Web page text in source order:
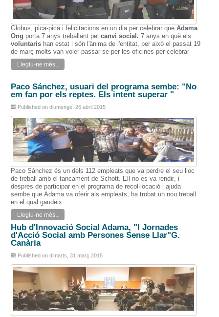
Globus, pica-pica i felicitacions en un dia per celebrar que Adama
Ong porta 7 anys treballant pelcanvi social . 7 anys en què els
voluntaris han estat i són l'ànima de l'entitat, per això el passat 19
de març molts van voler passar-se per les oficines per celebrar
Llegiu-ne més...
Paco Sánchez, usuari del programa sembe: "No
em fan por els reptes. Els intent superar "
Published on diumenge, 26 abril 2015
Paco Sánchez és un dels 112 empleats que va perdre el seu lloc
de treball amb el tancament de Schott. Ell no es va rendir, i
després de participar en el programa de recol·locació i ajuda
sembe que Adama va oferir als empleats, ha trobat un nou treball
en el qual gaudeix.
Llegiu-ne més...
Hub d'Innovació Social Adama, "I Jornades
d'Acció Social amb Persones Sense Llar"G.
Canària
Published on dimarts, 31 març 2015